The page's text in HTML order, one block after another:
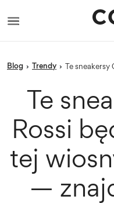
blog › trendy › Te
Te
Rossi
tej
—